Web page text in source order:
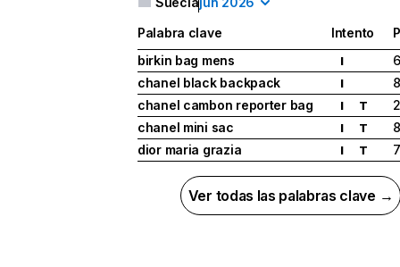
Palabra clave Intento
birkin bag mens
I
6
chanel black backpack
I
8
chanel cambon reporter bag
I T
chanel mini sac
I T
8
dior maria grazia
I T
Ver todas las palabras clave →